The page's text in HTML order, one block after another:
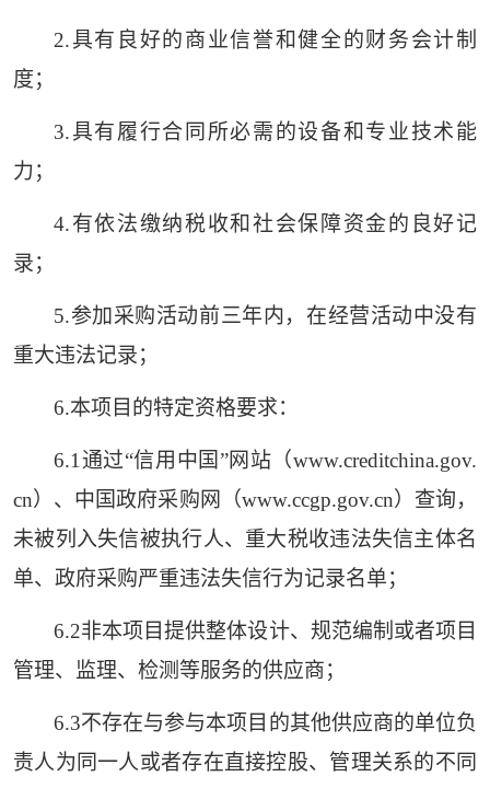
2.具有良好的商业信誉和健全的财务会计制
度；
3.具有履行合同所必需的设备和专业技术能
力；
4.有依法缴纳税收和社会保障资金的良好记
录；
5.参加采购活动前三年内，在经营活动中没有
重大违法记录；
6.本项目的特定资格要求：
6.1通过“信用中国”网站（www.creditchina.gov.
cn）、中国政府采购网（www.ccgp.gov.cn）查询，
未被列入失信被执行人、重大税收违法失信主体名
单、政府采购严重违法失信行为记录名单；
6.2非本项目提供整体设计、规范编制或者项目
管理、监理、检测等服务的供应商；
6.3不存在与参与本项目的其他供应商的单位负
责人为同一人或者存在直接控股、管理关系的不同